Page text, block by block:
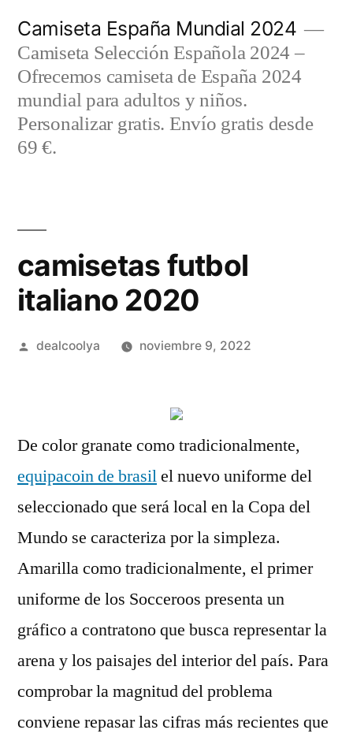
contenido
Camiseta España Mundial 2024
Camiseta Selección Española 2024 –
Ofrecemos camiseta de España 2024
mundial para adultos y niños.
Personalizar gratis. Envío gratis desde
69 €.
camisetas futbol
italiano 2020
Publicado
dealcoolya noviembre 9, 2022
De color granate como tradicionalmente,
equipacoin de brasilel nuevo uniforme del
seleccionado que será local en la Copa del
Mundo se caracteriza por la simpleza.
Amarilla como tradicionalmente, el primer
uniforme de los Socceroos presenta un
gráfico a contratono que busca representar la
arena y los paisajes del interior del país. Para
comprobar la magnitud del problema
conviene repasar las cifras más recientes que